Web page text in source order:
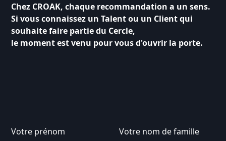
Chez CROAK, chaque recommandation a un sens.
Si vous connaissez un Talent ou un Client qui
souhaite faire partie du Cercle,
le moment est venu pour vous d'ouvrir la porte.
Votre prénom Votre nom de famille